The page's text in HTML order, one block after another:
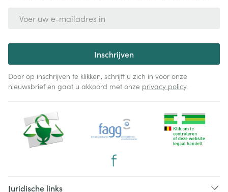
Inschrijven
Door op inschrijven te klikken, schrijft u zich in voor onze
nieuwsbrief en gaat u akkoord met onze privacy policy.
Juridische links